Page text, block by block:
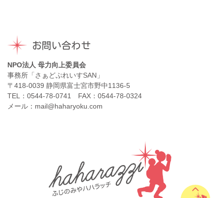
お問い合わせ
NPO法人 母力向上委員会
事務所「さぁどぷれいすSAN」
〒418-0039 静岡県富士宮市野中1136-5
TEL：0544-78-0741 FAX：0544-78-0324
メール：mail@haharyoku.com